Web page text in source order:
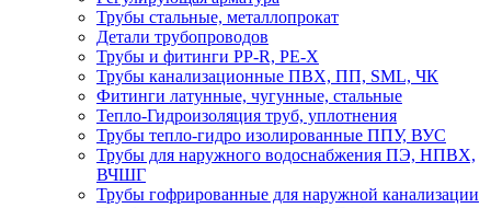
Трубы стальные, металлопрокат
Детали трубопроводов
Трубы и фитинги PP-R, PE-X
Трубы канализационные ПВХ, ПП, SML, ЧК
Фитинги латунные, чугунные, стальные
Тепло-Гидроизоляция труб, уплотнения
Трубы тепло-гидро изолированные ППУ, ВУС
Трубы для наружного водоснабжения ПЭ, НПВХ,
ВЧШГ
Трубы гофрированные для наружной канализации